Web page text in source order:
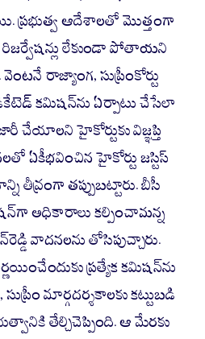
ప్రభుత్వ ఆదేశాలతో మొత్తంగా
రిజర్వేషన్లు లేకుండా పోతాయని
రాజ్యాంగ, సుప్రీంకోర్టు
కమిషన్‌ను ఏర్పాటు చేసేలా
చేయాలని హైకోర్టుకు విజ్ఞప్తి
ఏకీభవించిన హైకోర్టు జస్టిస్‌
తీవ్రంగా తప్పుబట్టారు. బీసీ
అధికారాలు కల్పించామన్న
వాదనలను తోసిపుచ్చారు.
ప్రత్యేక కమిషన్‌ను
మార్గదర్శకాలకు కట్టుబడి
తేల్చిచెప్పింది. ఆ మేరకు